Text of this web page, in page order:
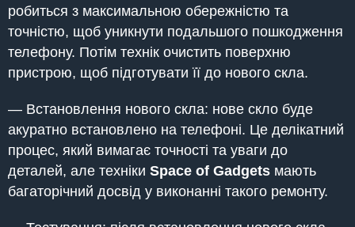
робиться з максимальною обережністю та
точністю, щоб уникнути подальшого пошкодження
телефону. Потім технік очистить поверхню
пристрою, щоб підготувати її до нового скла.
— Встановлення нового скла: нове скло буде
акуратно встановлено на телефоні. Це делікатний
процес, який вимагає точності та уваги до
деталей, але техніки Space of Gadgets мають
багаторічний досвід у виконанні такого ремонту.